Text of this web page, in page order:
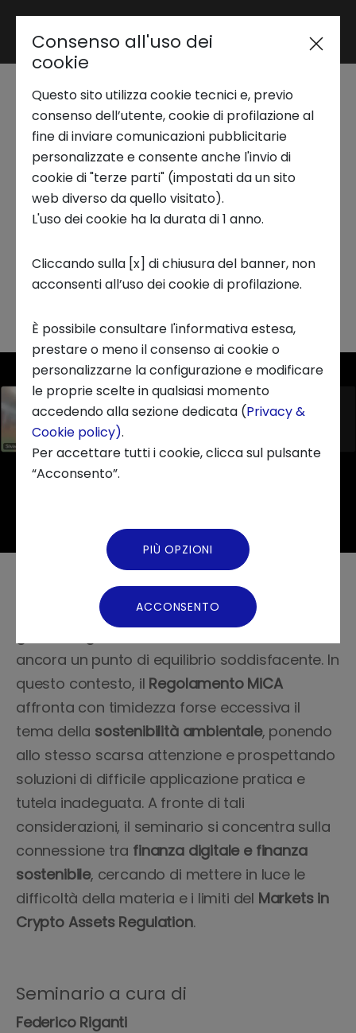
Area riservata
Trend Analysis
Applied Research
Startup Development
Business Transformation
Ecosystem enabling
Chi siamo
News ed Eventi
Seminario AI Lab |
Transizioni complesse:
digitalizzazione e ESG
Malgrado le nobili aspettative, i due elementi
caratterizzanti laTwin-Transition europea –
ancora un punto di equilibrio soddisfacente. In
questo contesto, il Regolamento MiCA
affronta con timidezza forse eccessiva il
tema della sostenibilità ambientale, ponendo
allo stesso scarsa attenzione e prospettando
soluzioni di difficile applicazione pratica e
tutela inadeguata. A fronte di tali
considerazioni, il seminario si concentra sulla
connessione tra finanza digitale e finanza
sostenibile, cercando di mettere in luce le
difficoltà della materia e i limiti del Markets in
Crypto Assets Regulation.
Seminario a cura di
Federico Riganti
Consenso all'uso dei
cookie
Questo sito utilizza cookie tecnici e, previo
consenso dell’utente, cookie di profilazione al
fine di inviare comunicazioni pubblicitarie
personalizzate e consente anche l'invio di
cookie di "terze parti" (impostati da un sito
web diverso da quello visitato).
L'uso dei cookie ha la durata di 1 anno.
Cliccando sulla [x] di chiusura del banner, non
acconsenti all’uso dei cookie di profilazione.
È possibile consultare l'informativa estesa,
prestare o meno il consenso ai cookie o
personalizzarne la configurazione e modificare
le proprie scelte in qualsiasi momento
accedendo alla sezione dedicata (Privacy &
Cookie policy).
Per accettare tutti i cookie, clicca sul pulsante
“Acconsento”.
PIÙ OPZIONI
ACCONSENTO